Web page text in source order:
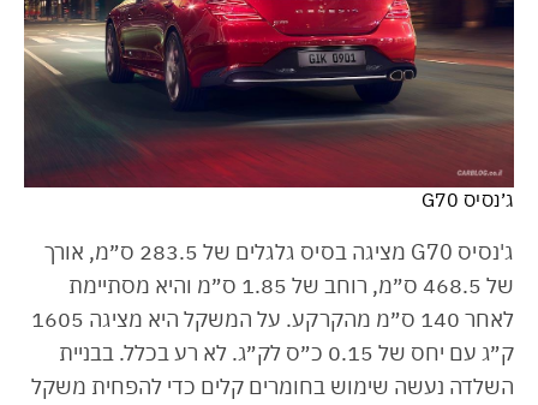
ג׳נסיס G70
ג'נסיס G70 מציגה בסיס גלגלים של 283.5 ס״מ, אורך
של 468.5 ס״מ, רוחב של 1.85 ס״מ והיא מסתיימת
לאחר 140 ס״מ מהקרקע. על המשקל היא מציגה 1605
ק״ג עם יחס של 0.15 כ״ס לק״ג. לא רע בכלל. בבניית
השלדה נעשה שימוש בחומרים קלים כדי להפחית משקל